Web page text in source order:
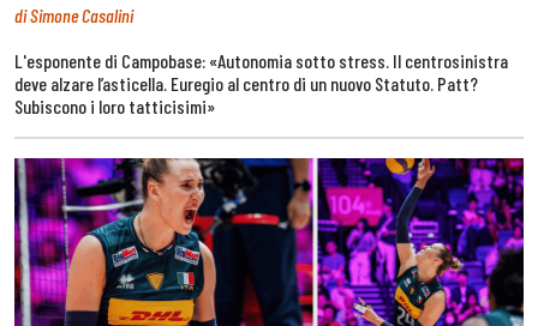
di Simone Casalini
L'esponente di Campobase: «Autonomia sotto stress. Il centrosinistra
deve alzare l’asticella. Euregio al centro di un nuovo Statuto. Patt?
Subiscono i loro tatticisimi»